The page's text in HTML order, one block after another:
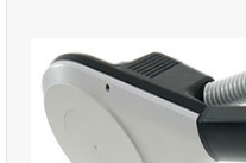
это новейшая
эффект
реабилитации
опорно-